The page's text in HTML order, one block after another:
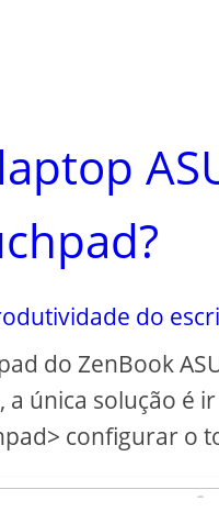
do
do ZenBook
única solução é
configurar o